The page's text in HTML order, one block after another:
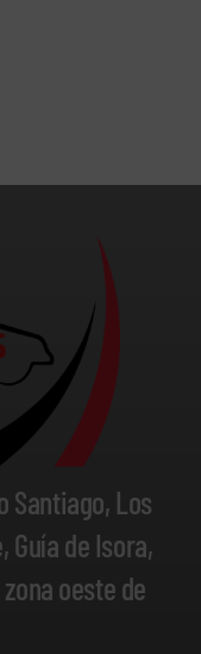
Santiago, Los
Guía de Isora,
oeste de